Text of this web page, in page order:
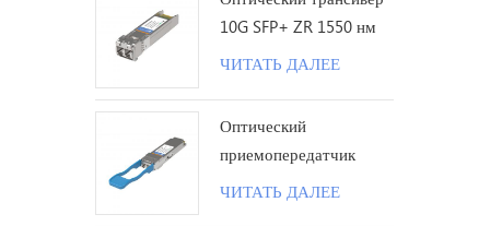
10G SFP+ ZR 1550 нм
120 км LC
ЧИТАТЬ ДАЛЕЕ
Оптический
приемопередатчик
100G QSFP28 LR с
ЧИТАТЬ ДАЛЕЕ